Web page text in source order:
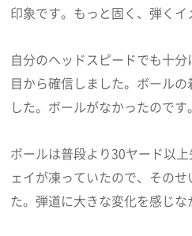
印象です。もっと固く、弾くイ
自分のヘッドスピードでも十
目から確信しました。ボール
した。ボールがなかったのです。
ボールは普段より30ヤード以
ェイが凍っていたので、その
た。弾道に大きな変化を感じな